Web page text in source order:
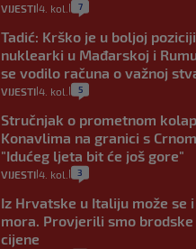
VIJESTI 4. kol. 7
Tadić: Krško je u boljoj
nuklearki u Mađarskoj i
se vodilo računa o važnoj
VIJESTI 4. kol. 5
Stručnjak o prometnom
Konavlima na granici s
"Idućeg ljeta bit će još gore"
VIJESTI 4. kol. 3
Iz Hrvatske u Italiju može se
mora. Provjerili smo
cijene